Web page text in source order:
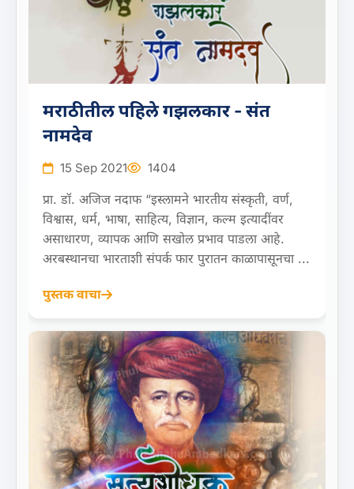
मराठीतील पहिले गझलकार - संत
नामदेव
15 Sep 2021 1404
प्रा. डॉ. अजिज नदाफ “इस्लामने भारतीय संस्कृती, वर्ण,
विश्वास, धर्म, भाषा, साहित्य, विज्ञान, कल्म इत्यादींवर
असाधारण, व्यापक आणि सखोल प्रभाव पाडला आहे.
अरबस्थानचा भारताशी संपर्क फार पुरातन काळापासूनचा ...
पुस्तक वाचा